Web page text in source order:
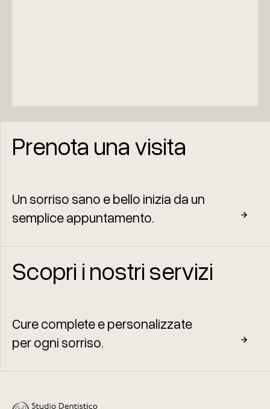
Prenota una visita
Un sorriso sano e bello inizia da un
semplice appuntamento.
Scopri i nostri servizi
Cure complete e personalizzate
per ogni sorriso.